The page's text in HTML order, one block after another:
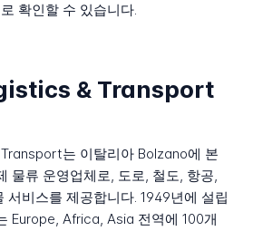
확인할 수 있습니다.
& Transport
는 이탈리아 Bolzano에 본
물류 운영업체로, 도로, 철도, 항공,
서비스를 제공합니다. 1949년에 설립
Europe, Africa, Asia 전역에 100개